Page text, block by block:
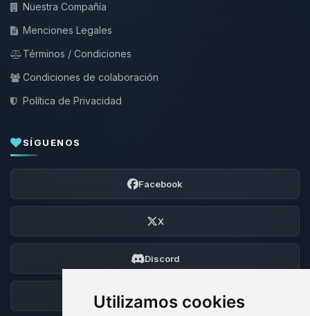
Utilizamos cookies
Nuestra Compañía
Menciones Legales
Términos / Condiciones
Condiciones de colaboración
Política de Privacidad
SÍGUENOS
Facebook
X
Discord
Foro